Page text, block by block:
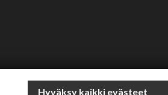
Hyväksy kaikki evästeet